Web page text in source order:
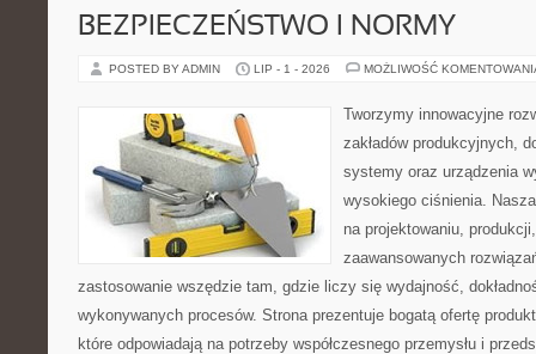
BEZPIECZEŃSTWO I NORMY
POSTED BY ADMIN LIP - 1 - 2026 MOŻLIWOŚĆ
Tworzymy innowacyjne
zakładów produkcyjnych,
systemy oraz urządzenia
wysokiego ciśnienia.
na projektowaniu,
zaawansowanych
zastosowanie wszędzie tam, gdzie liczy się wydajność,
wykonywanych procesów. Strona prezentuje bogatą ofertę
które odpowiadają na potrzeby współczesnego przemysłu i